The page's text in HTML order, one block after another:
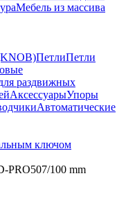
Мебель из массива
ПетлиПетли
раздвижных
АксессуарыУпоры
Автоматические
ключом
PRO507/100 mm